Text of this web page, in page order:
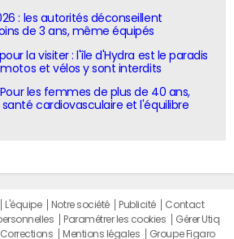
: les autorités déconseillent
de 3 ans, même équipés
la visiter : l'île d'Hydra est le paradis
et vélos y sont interdits
les femmes de plus de 40 ans,
cardiovasculaire et l'équilibre
L'équipe Notre société Publicité
Contact
Paramétrer les cookies
Gérer Utiq
Corrections Mentions légales Groupe Figaro